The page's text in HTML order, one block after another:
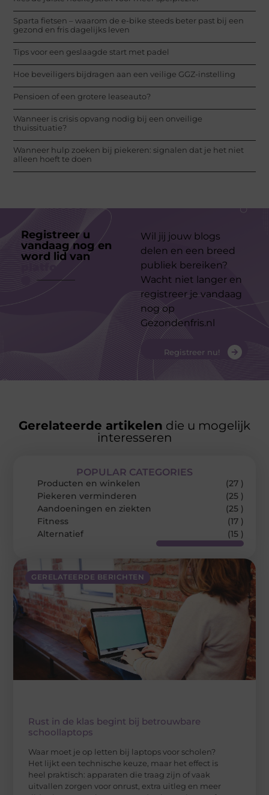
Sparta fietsen – waarom de e-bike steeds beter past bij een
gezond en fris dagelijks leven
Tips voor een geslaagde start met padel
Hoe beveiligers bijdragen aan een veilige GGZ-instelling
Pensioen of een grotere leaseauto?
Wanneer is crisis opvang nodig bij een onveilige
thuissituatie?
Wanneer hulp zoeken bij piekeren: signalen dat je het niet
alleen hoeft te doen
Registreer u
vandaag nog en
word lid van
Wil jij jouw blogs
delen en een breed
publiek bereiken?
Wacht niet langer en
registreer je vandaag
nog op
Gezondenfris.nl
Registreer nu!
Gerelateerde artikelen die u mogelijk
interesseren
GERELATEERDE BERICHTEN
Rust in de klas begint bij betrouwbare
schoollaptops
Waar moet je op letten bij laptops voor scholen?
Het lijkt een technische keuze, maar het effect is
heel praktisch: apparaten die traag zijn of vaak
uitvallen zorgen voor onrust, extra uitleg en meer
POPULAR CATEGORIES
Producten en winkelen
(27 )
Piekeren verminderen
(25 )
Aandoeningen en ziekten
(25 )
Fitness
(17 )
Alternatief
(15 )